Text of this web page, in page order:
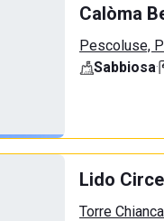
Calòma
Pescoluse,
Sabbiosa·
Lido
Torre Chianca